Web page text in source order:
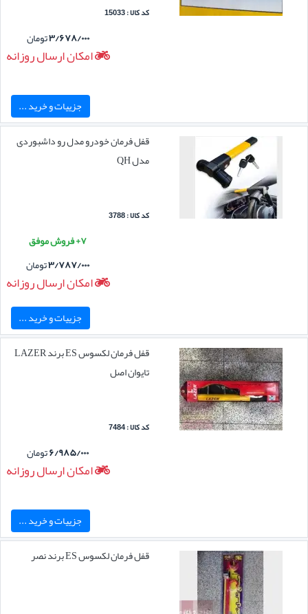
کد کالا : 15033
۳/۶۷۸/۰۰۰تومان
امکان ارسال روزانه
جزییات و خرید ...
قفل فرمان خودرو مدل رو داشبوردی
مدل QH
کد کالا : 3788
۷+ فروش موفق
۳/۷۸۷/۰۰۰تومان
امکان ارسال روزانه
جزییات و خرید ...
قفل فرمان لکسوس ES برند LAZER
تایوان اصل
کد کالا : 7484
۶/۹۸۵/۰۰۰تومان
امکان ارسال روزانه
جزییات و خرید ...
قفل فرمان لکسوس ES برند نصر